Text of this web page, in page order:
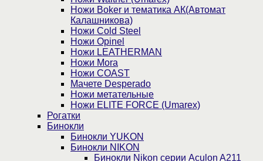
Ножи Boker и тематика АК(Автомат
Калашникова)
Ножи Cold Steel
Ножи Opinel
Ножи LEATHERMAN
Ножи Mora
Ножи COAST
Мачете Desperado
Ножи метательные
Ножи ELITE FORCE (Umarex)
Рогатки
Бинокли
Бинокли YUKON
Бинокли NIKON
Бинокли Nikon серии Aculon A211